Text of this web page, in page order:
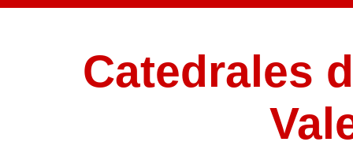
Catedrales